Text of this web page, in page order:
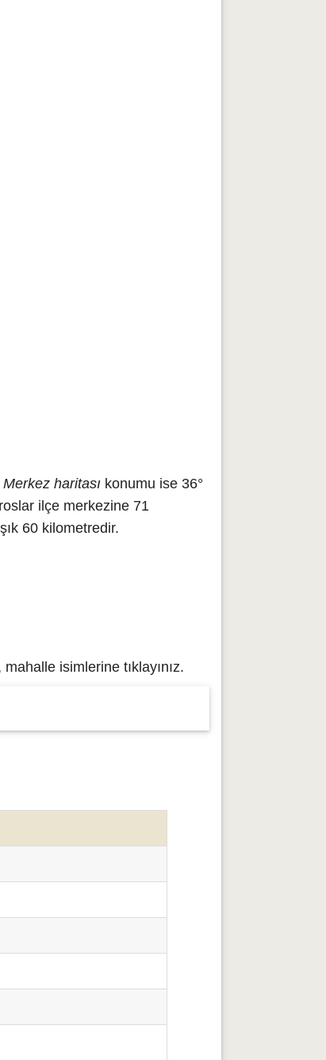
haritası konumu ise 36°
ilçe merkezine 71
60 kilometredir.
isimlerine tıklayınız.